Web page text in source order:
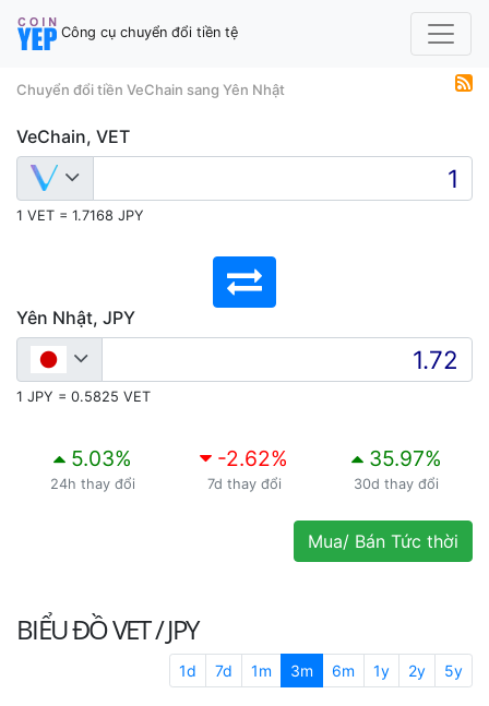
Công cụ chuyển đổi tiền tệ
Chuyển đổi tiền VeChain sang Yên Nhật
VeChain, VET
1 VET = 1.7168 JPY
Yên Nhật, JPY
1 JPY = 0.5825 VET
5.03%
24h thay đổi
-2.62%
7d thay đổi
35.97%
30d thay đổi
Mua/ Bán Tức thời
BIỂU ĐỒVET / JPY
1d 7d 1m 3m 6m 1y 2y 5y